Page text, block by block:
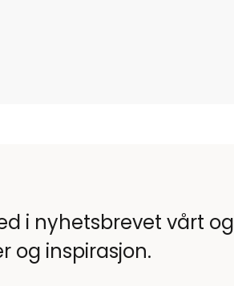
i nyhetsbrevet vårt og
og inspirasjon.